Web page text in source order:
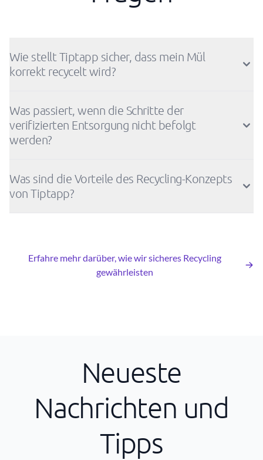
Wie stellt Tiptapp sicher, dass mein Mül
korrekt recycelt wird?
Was passiert, wenn die Schritte der
verifizierten Entsorgung nicht befolgt
werden?
Was sind die Vorteile des Recycling-Konzepts
von Tiptapp?
Erfahre mehr darüber, wie wir sicheres Recycling
gewährleisten
Neueste
Nachrichten und
Tipps